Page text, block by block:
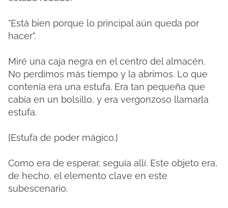
"Está bien porque lo principal aún queda por
hacer".
Miré una caja negra en el centro del almacén.
No perdimos más tiempo y la abrimos. Lo que
contenía era una estufa. Era tan pequeña que
cabía en un bolsillo, y era vergonzoso llamarla
estufa.
[Estufa de poder mágico.]
Como era de esperar, seguía allí. Este objeto era,
de hecho, el elemento clave en este
subescenario.